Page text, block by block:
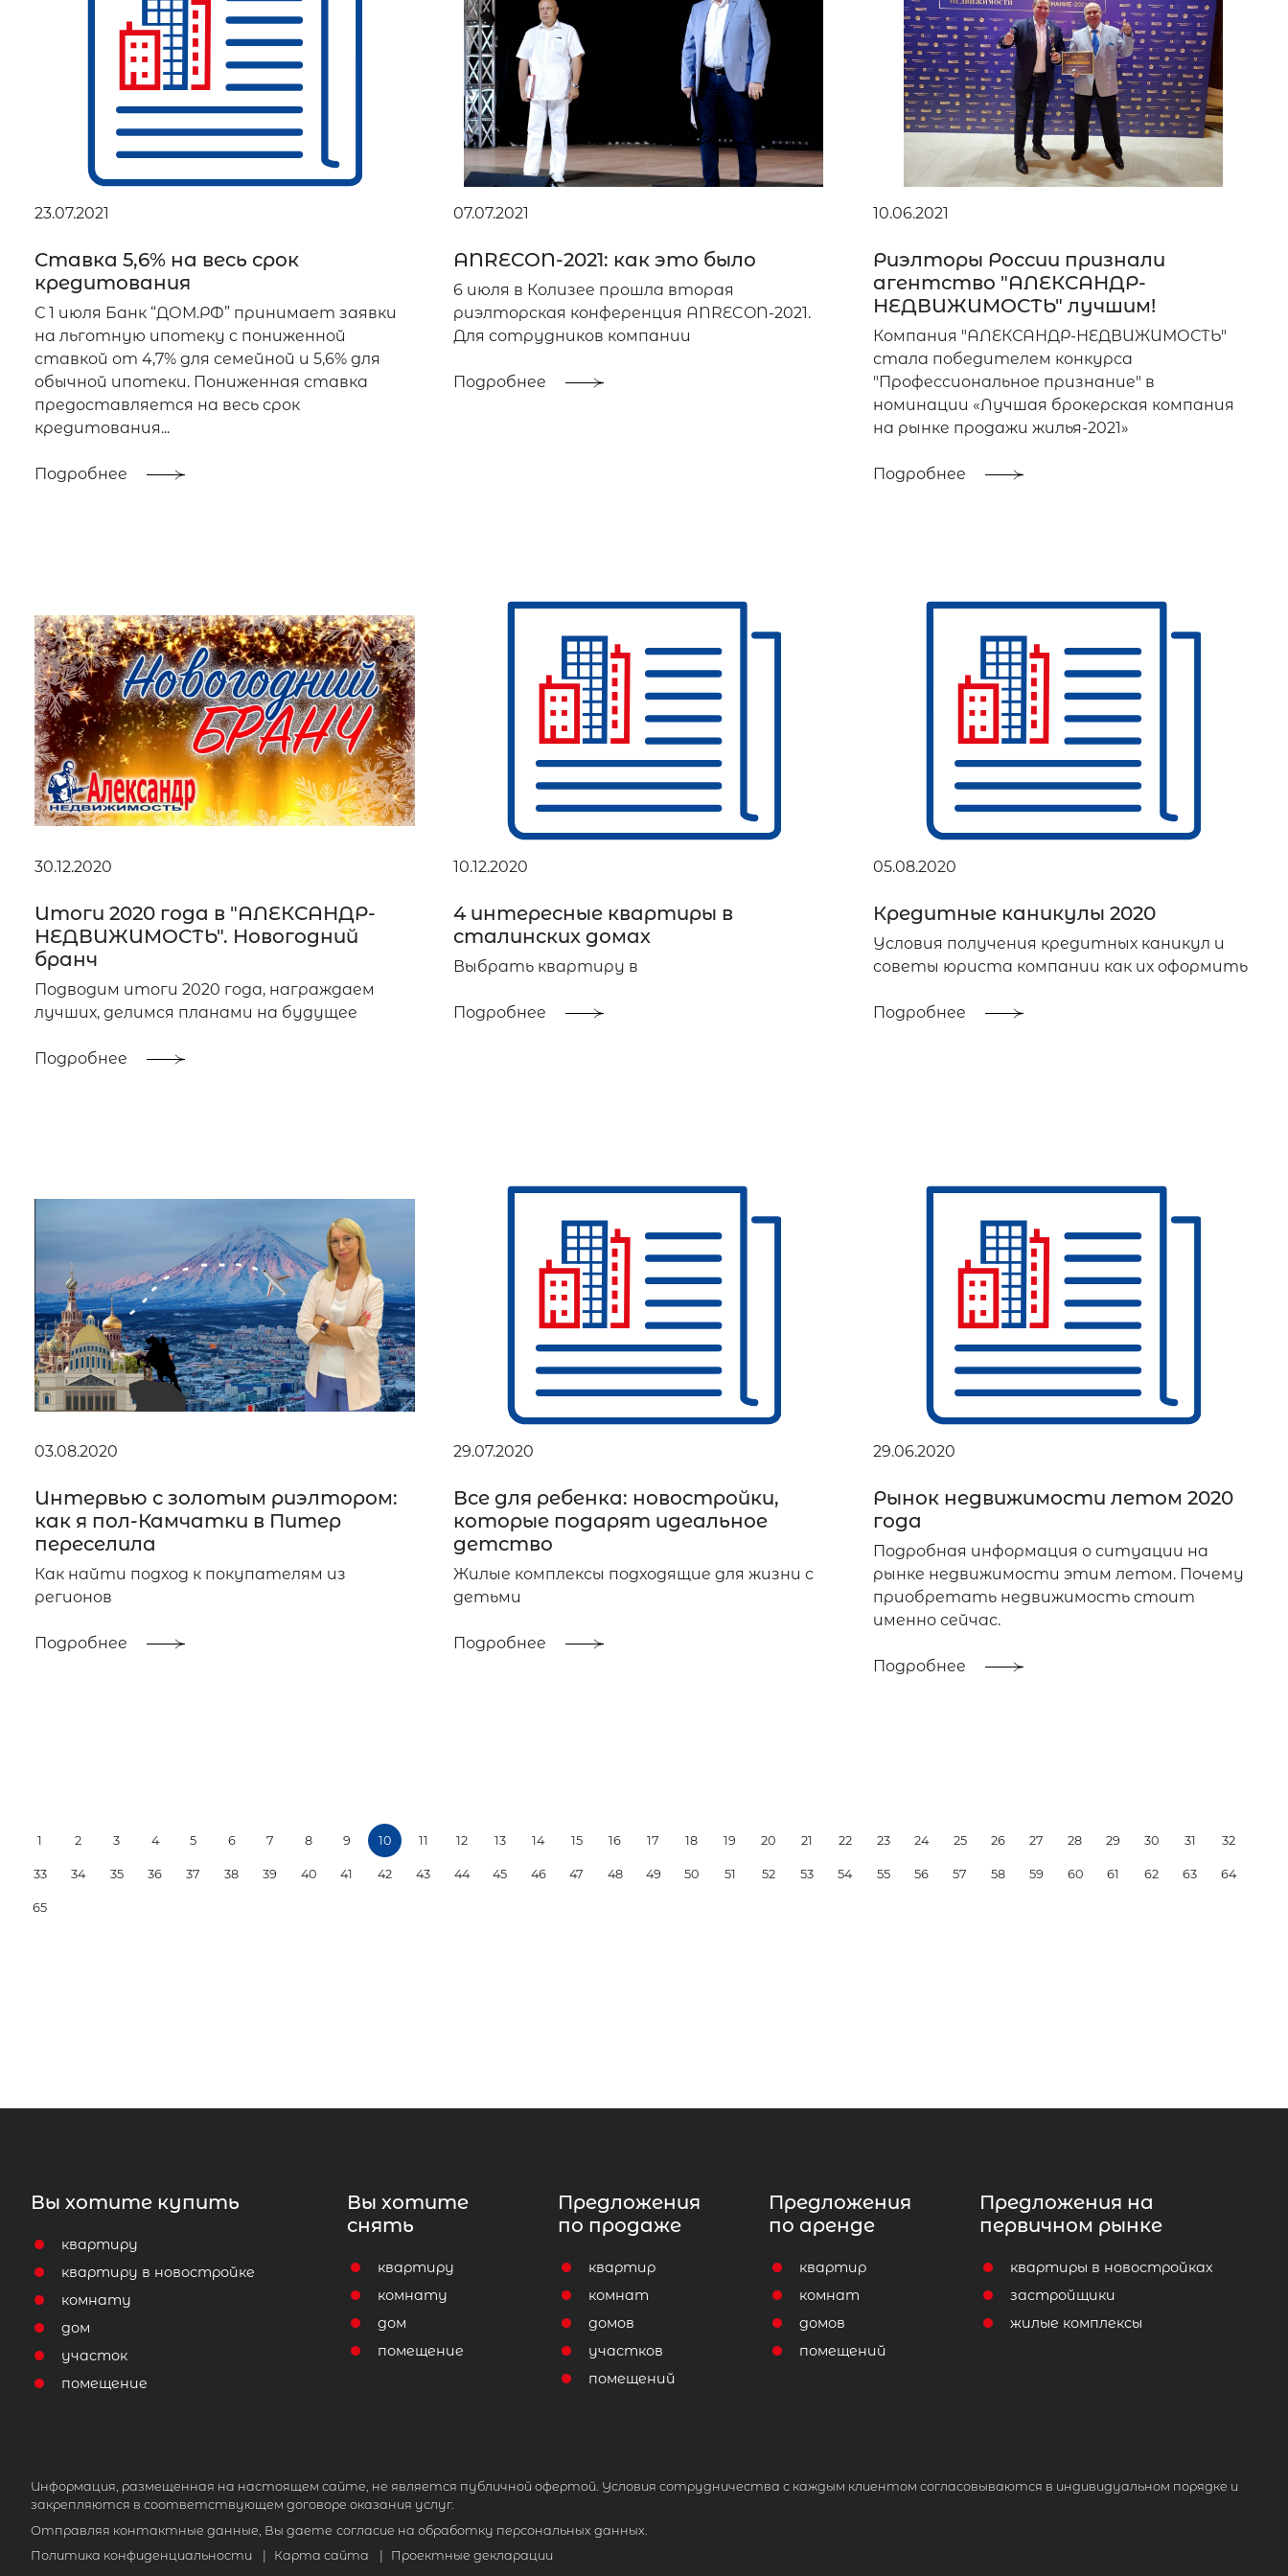
23.07.2021
Ставка 5,6% на весь срок
кредитования
С 1 июля Банк “ДОМ.РФ” принимает заявки
на льготную ипотеку с пониженной
ставкой от 4,7% для семейной и 5,6% для
обычной ипотеки. Пониженная ставка
предоставляется на весь срок
кредитования...
Подробнее
07.07.2021
ANRECON-2021: как это было
6 июля в Колизее прошла вторая
риэлторская конференция ANRECON-2021.
Для сотрудников компании
Подробнее
10.06.2021
Риэлторы России признали
агентство "АЛЕКСАНДР-
НЕДВИЖИМОСТЬ" лучшим!
Компания "АЛЕКСАНДР-НЕДВИЖИМОСТЬ"
стала победителем конкурса
"Профессиональное признание" в
номинации «Лучшая брокерская компания
на рынке продажи жилья-2021»
Подробнее
30.12.2020
Итоги 2020 года в "АЛЕКСАНДР-
НЕДВИЖИМОСТЬ". Новогодний
бранч
Подводим итоги 2020 года, награждаем
лучших, делимся планами на будущее
Подробнее
10.12.2020
4 интересные квартиры в
сталинских домах
Выбрать квартиру в
Подробнее
05.08.2020
Кредитные каникулы 2020
Условия получения кредитных каникул и
советы юриста компании как их оформить
Подробнее
03.08.2020
Интервью с золотым риэлтором:
как я пол-Камчатки в Питер
переселила
Как найти подход к покупателям из
регионов
Подробнее
29.07.2020
Все для ребенка: новостройки,
которые подарят идеальное
детство
Жилые комплексы подходящие для жизни с
детьми
Подробнее
29.06.2020
Рынок недвижимости летом 2020
года
Подробная информация о ситуации на
рынке недвижимости этим летом. Почему
приобретать недвижимость стоит
именно сейчас.
Подробнее
1 2 3 4 5 6 7 8 9 10 11 12 13 14 15 16 17 18 19 20 21 22 23 24 25 26 27 28 29 30 31 32
33 34 35 36 37 38 39 40 41 42 43 44 45 46 47 48 49 50 51 52 53 54 55 56 57 58 59 60 61 62 63 64
65
Вы хотите купить
квартиру
квартиру в новостройке
комнату
дом
участок
помещение
Вы хотите
снять
квартиру
комнату
дом
помещение
Предложения
по продаже
квартир
комнат
домов
участков
помещений
Предложения
по аренде
квартир
комнат
домов
помещений
Предложения на
первичном рынке
квартиры в новостройках
застройщики
жилые комплексы
Информация, размещенная на настоящем сайте, не является публичной офертой. Условия сотрудничества с каждым клиентом согласовываются в индивидуальном порядке и
закрепляются в соответствующем договоре оказания услуг.
Отправляя контактные данные, Вы даете согласие на обработку персональных данных.
Политика конфиденциальности
Карта сайта Проектные декларации